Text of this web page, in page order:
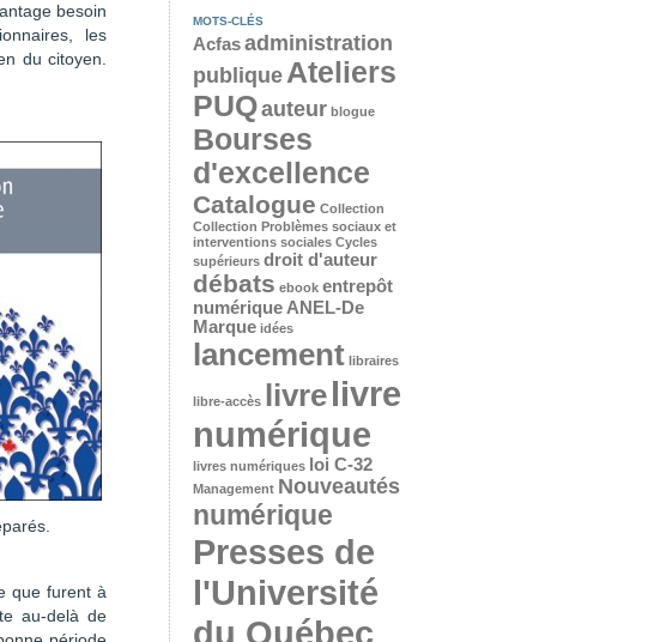
besoin
les
du citoyen.
que furent à
au-delà de
MOTS-CLÉS
Acfasadministration
publique Ateliers
PUQauteur blogue
Bourses
d'excellence
Catalogue Collection
Collection Problèmes sociaux et
interventions sociales Cycles
supérieurs droit d'auteur
débats ebook entrepôt
numérique ANEL-De
Marque idées
lancement libraires
libre-accès livrelivre
numérique
livres numériques loi C-32
Management Nouveautés
numérique
Presses de
l'Université
du Québec